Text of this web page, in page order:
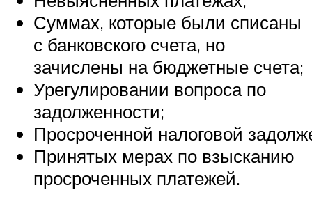
Суммах, которые были списаны
с банковского счета, но
зачислены на бюджетные счета;
Урегулировании вопроса по
задолженности;
Просроченной налоговой
Принятых мерах по взысканию
просроченных платежей.